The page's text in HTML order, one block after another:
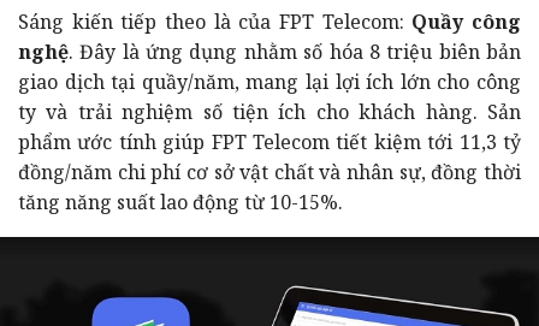
Sáng kiến tiếp theo là của FPT Telecom: Quầy công
nghệ. Đây là ứng dụng nhằm số hóa 8 triệu biên bản
giao dịch tại quầy/năm, mang lại lợi ích lớn cho công
ty và trải nghiệm số tiện ích cho khách hàng. Sản
phẩm ước tính giúp FPT Telecom tiết kiệm tới 11,3 tỷ
đồng/năm chi phí cơ sở vật chất và nhân sự, đồng thời
tăng năng suất lao động từ 10-15%.